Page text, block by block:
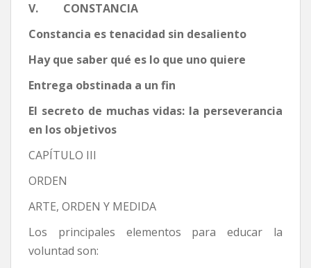
V. CONSTANCIA
Constancia es tenacidad sin desaliento
Hay que saber qué es lo que uno quiere
Entrega obstinada a un fin
El secreto de muchas vidas: la perseverancia
en los objetivos
CAPÍTULO III
ORDEN
ARTE, ORDEN Y MEDIDA
Los principales elementos para educar la
voluntad son: